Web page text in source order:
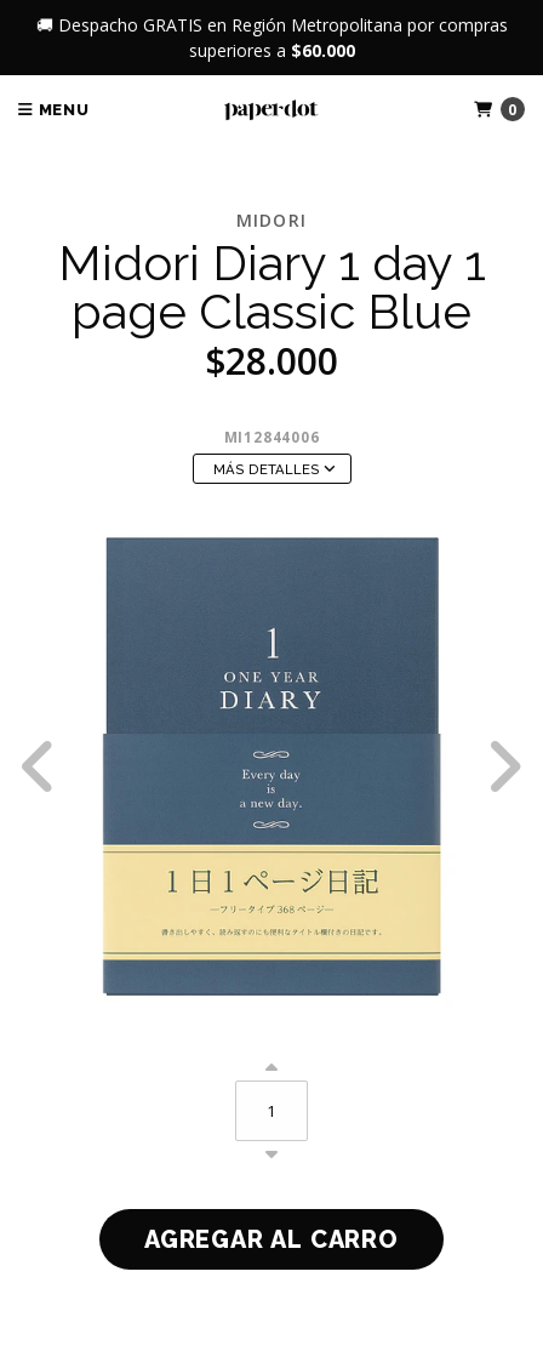
🚚 Despacho GRATIS en Región Metropolitana por compras
superiores a $60.000
MENU 0
MIDORI
Midori Diary 1 day 1
page Classic Blue
$28.000
MI12844006
MÁS DETALLES